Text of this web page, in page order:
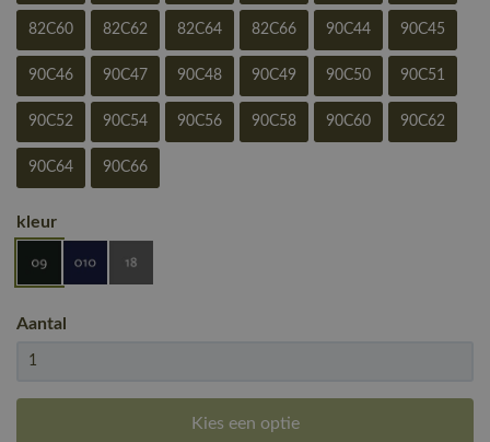
82C60 82C62 82C64 82C66 90C44 90C45
90C46 90C47 90C48 90C49 90C50 90C51
90C52 90C54 90C56 90C58 90C60 90C62
90C64 90C66
kleur
Aantal
Kies een optie